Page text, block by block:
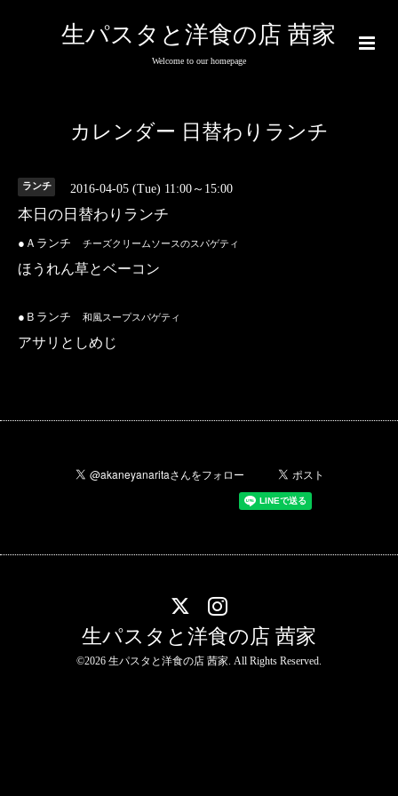
生パスタと洋食の店 茜家
Welcome to our homepage
カレンダー 日替わりランチ
ランチ 2016-04-05 (Tue) 11:00～15:00
本日の日替わりランチ
●Ａランチ チーズクリームソースのスパゲティ
ほうれん草とベーコン
●Ｂランチ 和風スープスパゲティ
アサリとしめじ
生パスタと洋食の店 茜家
©2026 生パスタと洋食の店 茜家. All Rights Reserved.